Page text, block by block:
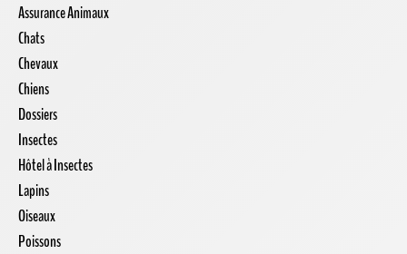
Assurance Animaux
Chats
Chevaux
Chiens
Dossiers
Insectes
Hôtel à Insectes
Lapins
Oiseaux
Poissons